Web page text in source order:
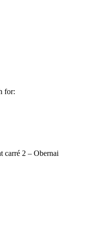
for:
carré 2 – Obernai